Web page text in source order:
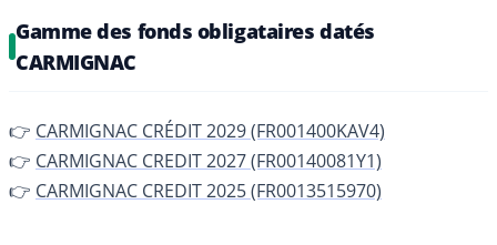
Gamme des fonds obligataires datés
CARMIGNAC
👉 CARMIGNAC CRÉDIT 2029 (FR001400KAV4)
👉 CARMIGNAC CREDIT 2027 (FR00140081Y1)
👉 CARMIGNAC CREDIT 2025 (FR0013515970)